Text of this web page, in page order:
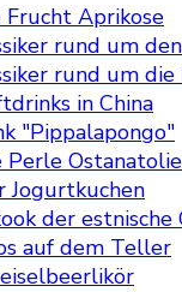
Frucht Aprikose
rund um
rund um die
in China
"Pippalapongo"
Perle
Jogurtkuchen
der estnische
auf dem Teller